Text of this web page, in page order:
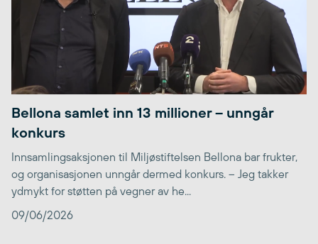
Bellona samlet inn 13 millioner – unngår
konkurs
Innsamlingsaksjonen til Miljøstiftelsen Bellona bar frukter,
og organisasjonen unngår dermed konkurs. – Jeg takker
ydmykt for støtten på vegner av he...
09/06/2026